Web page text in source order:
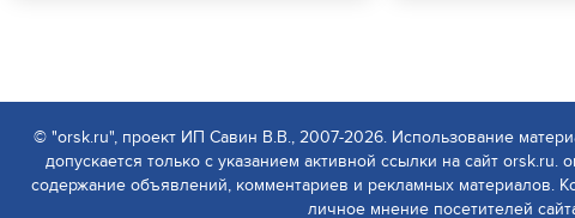
© "orsk.ru", проект ИП Савин В.В., 2007-2026. Использование
допускается только с указанием активной ссылки на сайт orsk.ru.
содержание объявлений, комментариев и рекламных материалов.
личное мнение посетителей